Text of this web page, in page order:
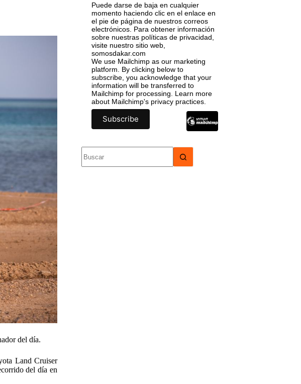
del día.
Land Cruiser
del día en
Puede darse de baja en cualquier
momento haciendo clic en el enlace en
el pie de página de nuestros correos
electrónicos. Para obtener información
sobre nuestras políticas de privacidad,
visite nuestro sitio web,
somosdakar.com
We use Mailchimp as our marketing
platform. By clicking below to
subscribe, you acknowledge that your
information will be transferred to
Mailchimp for processing. Learn more
about Mailchimp's privacy practices.